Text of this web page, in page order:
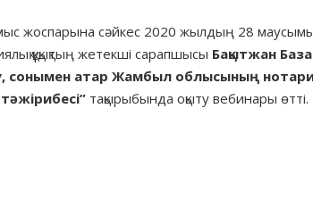
жоспарына сәйкес 2020 жылдың 28
құқықтың жетекші сарапшысы Бақытжан
сонымен атар Жамбыл облысының
тақырыбында оқыту вебинары өтті.